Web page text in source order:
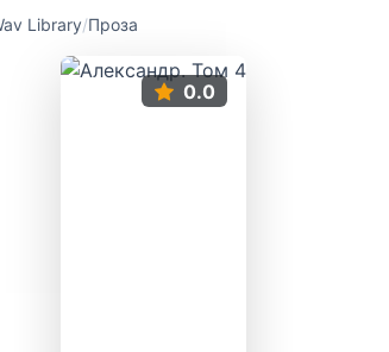
Library/Проза
0.0